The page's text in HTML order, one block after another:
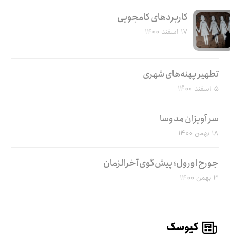
کاربرد‌های کامجویی
۱۷ اسفند ۱۴۰۰
تطهیر پهنه‌های شهری
۵ اسفند ۱۴۰۰
سر آویزان مدوسا
۱۸ بهمن ۱۴۰۰
جورج اورول؛ پیش‌گوی آخرالزمان
۳ بهمن ۱۴۰۰
کیوسک